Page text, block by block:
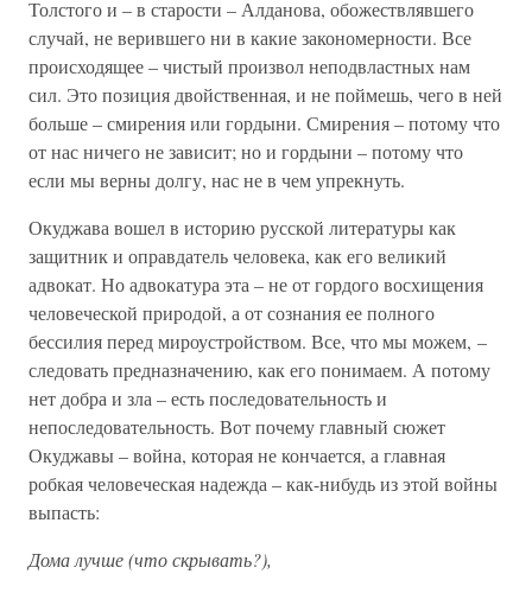
Толстого и – в старости – Алданова, обожествлявшего
случай, не верившего ни в какие закономерности. Все
происходящее – чистый произвол неподвластных нам
сил. Это позиция двойственная, и не поймешь, чего в ней
больше – смирения или гордыни. Смирения – потому что
от нас ничего не зависит; но и гордыни – потому что
если мы верны долгу, нас не в чем упрекнуть.
Окуджава вошел в историю русской литературы как
защитник и оправдатель человека, как его великий
адвокат. Но адвокатура эта – не от гордого восхищения
человеческой природой, а от сознания ее полного
бессилия перед мироустройством. Все, что мы можем, –
следовать предназначению, как его понимаем. А потому
нет добра и зла – есть последовательность и
непоследовательность. Вот почему главный сюжет
Окуджавы – война, которая не кончается, а главная
робкая человеческая надежда – как-нибудь из этой войны
выпасть:
Дома лучше (что скрывать?),